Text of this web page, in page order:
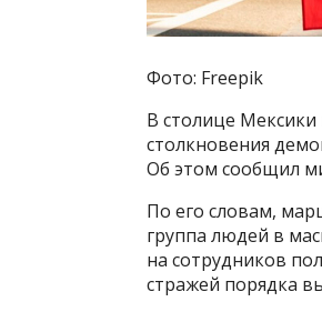
Фото: Freepik
В столице
столкновения
Об этом сообщил
По его словам,
группа людей в
на сотрудников
стражей порядка